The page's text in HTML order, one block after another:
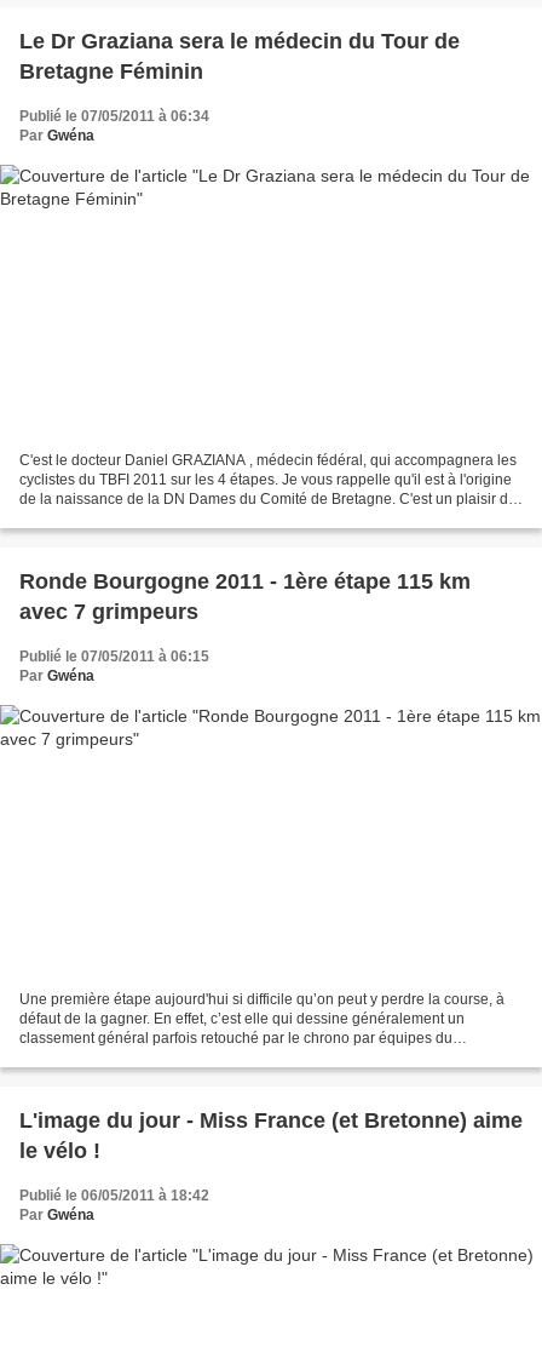
Le Dr Graziana sera le médecin du Tour de
Bretagne Féminin
Publié le 07/05/2011 à 06:34
Par Gwéna
C'est le docteur Daniel GRAZIANA , médecin fédéral, qui accompagnera les
cyclistes du TBFI 2011 sur les 4 étapes. Je vous rappelle qu'il est à l'origine
de la naissance de la DN Dames du Comité de Bretagne. C'est un plaisir de
Ronde Bourgogne 2011 - 1ère étape 115 km
avec 7 grimpeurs
Publié le 07/05/2011 à 06:15
Par Gwéna
Une première étape aujourd'hui si difficile qu’on peut y perdre la course, à
défaut de la gagner. En effet, c’est elle qui dessine généralement un
classement général parfois retouché par le chrono par équipes du
L'image du jour - Miss France (et Bretonne) aime
le vélo !
Publié le 06/05/2011 à 18:42
Par Gwéna